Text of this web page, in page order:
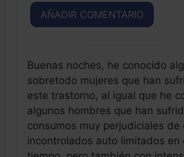
AÑADIR COMENTARIO
Buenas noches, he conocido
sobretodo mujeres que han
este trastorno, al igual que he
algunos hombres que han
consumos muy perjudiciales de
incontrolados auto limitados en